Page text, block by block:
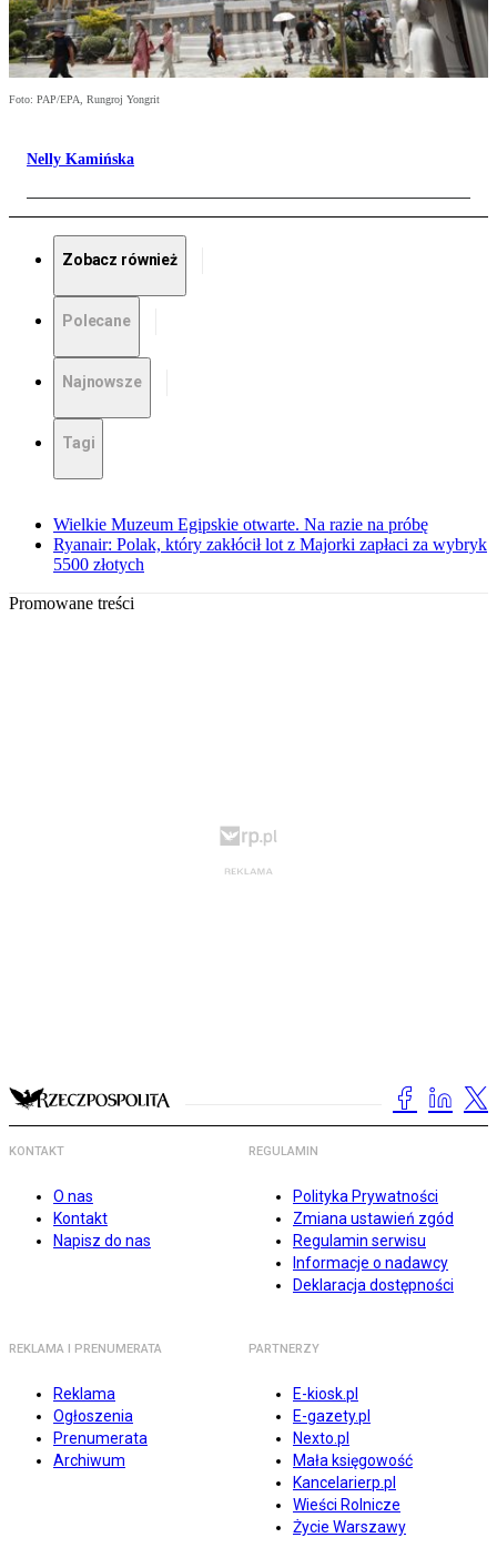
Foto: PAP/EPA, Rungroj Yongrit
Nelly Kamińska
Zobacz również
Polecane
Najnowsze
Tagi
Wielkie Muzeum Egipskie otwarte. Na razie na próbę
Ryanair: Polak, który zakłócił lot z Majorki zapłaci za wybryk
5500 złotych
Promowane treści
KONTAKT
O nas
Kontakt
Napisz do nas
REGULAMIN
Polityka Prywatności
Zmiana ustawień zgód
Regulamin serwisu
Informacje o nadawcy
Deklaracja dostępności
REKLAMA I PRENUMERATA
Reklama
Ogłoszenia
Prenumerata
Archiwum
PARTNERZY
E-kiosk.pl
E-gazety.pl
Nexto.pl
Mała księgowość
Kancelarierp.pl
Wieści Rolnicze
Życie Warszawy